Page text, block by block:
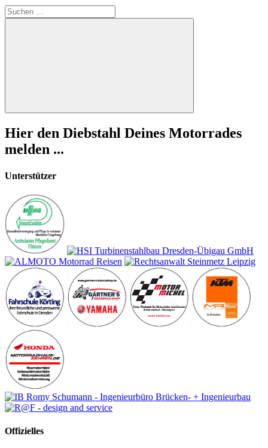
Suchen
nach:
Suchen
Hier den Diebstahl Deines Motorrades
melden ...
Unterstützer
Offizielles